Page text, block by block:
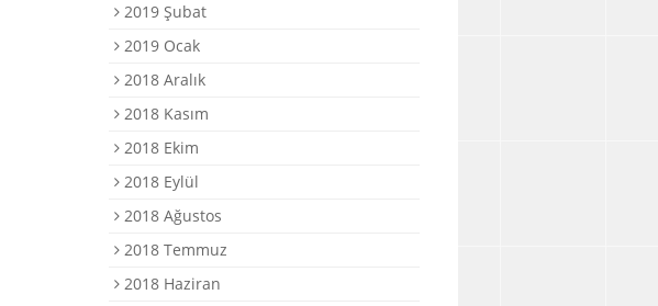
2019 Şubat
2019 Ocak
2018 Aralık
2018 Kasım
2018 Ekim
2018 Eylül
2018 Ağustos
2018 Temmuz
2018 Haziran